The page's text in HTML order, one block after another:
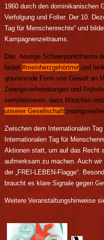
1960 durch den dominikanischen
Verfolgung und Folter. Der 10.
Tag für Menschenrechte“ und
Kampagnenzeitraums.
Das heurige Schwerpunktthema
lautet#meinherzgehörtmir und
gravierende Form von Gewalt an
Zwangsverheiratungen und
sensibilisieren, dass Mädchen
unserer Gesellschaft
Zwischen dem Internationalen
Internationalen Tag für
Aktionen statt, um auf das Recht
aufmerksam zu machen. Auch
der „FREI-LEBEN-Flagge“.
braucht es klare Signale gegen
Weitere Veranstaltungshinweise